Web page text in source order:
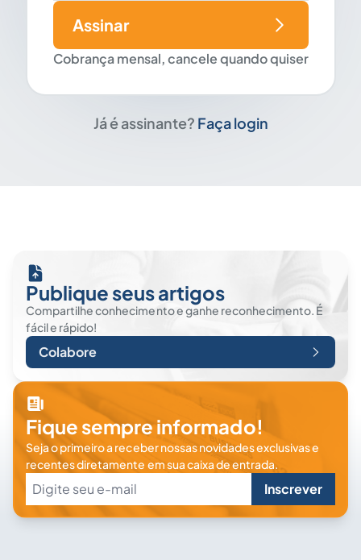
Cobrança mensal, cancele quando quiser
Assinar
Já é assinante? Faça login
Publique seus artigos
Compartilhe conhecimento e ganhe reconhecimento. É
fácil e rápido!
Colabore
Fique sempre informado!
Seja o primeiro a receber nossas novidades exclusivas e
recentes diretamente em sua caixa de entrada.
Inscrever